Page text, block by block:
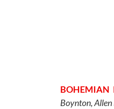
BOHEMIAN
Boynton,